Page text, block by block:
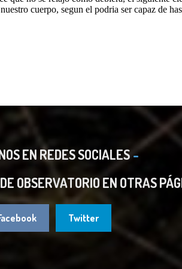
EN REDES SOCIALES
OBSERVATORIO EN OTRAS
Twitter